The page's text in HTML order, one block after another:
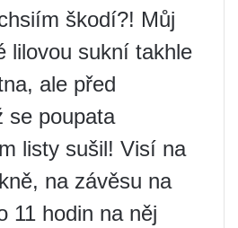
škodí?! Můj
lilovou sukní takhle
ale před
se poupata
listy sušil! Visí na
na závěsu na
11 hodin na něj